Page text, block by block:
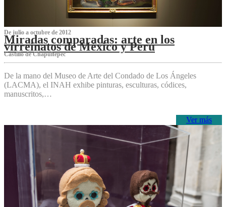
De julio a octubre de 2012
Miradas comparadas: arte en los
virreinatos de México y Perú
Castillo de Chapultepec
De la mano del Museo de Arte del Condado de Los Ángeles
(LACMA), el INAH exhibe pinturas, esculturas, códices,
manuscritos,…
Ver más